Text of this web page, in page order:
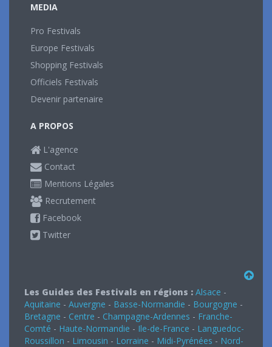
MEDIA
Pro Festivals
Europe Festivals
Shopping Festivals
Officiels Festivals
Devenir partenaire
A PROPOS
L'agence
Contact
Mentions Légales
Recrutement
Facebook
Twitter
Les Guides des Festivals en régions : Alsace -
Aquitaine - Auvergne - Basse-Normandie - Bourgogne -
Bretagne - Centre - Champagne-Ardennes - Franche-
Comté - Haute-Normandie - Ile-de-France - Languedoc-
Roussillon - Limousin - Lorraine - Midi-Pyrénées - Nord-